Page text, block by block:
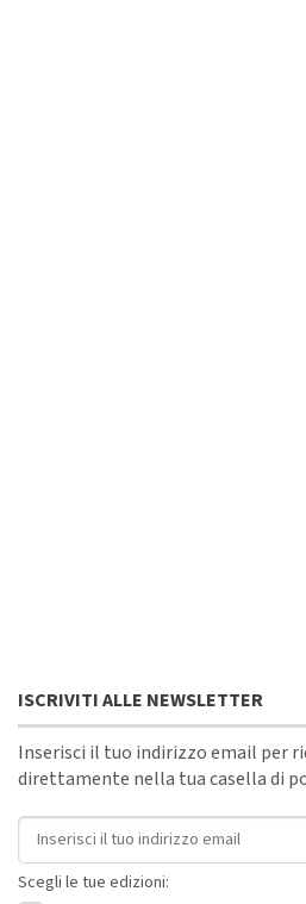
ISCRIVITI ALLE NEWSLETTER
Inserisci il tuo indirizzo email per
direttamente nella tua casella di
Indirizzo email
Scegli le tue edizioni: